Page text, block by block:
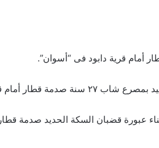
أمام قرية دابود فى “أسوان”.
أمام قرية “دابود”.
عبورة قضبان السكة الحديد صدمة